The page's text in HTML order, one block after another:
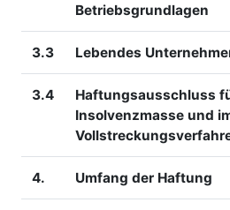
Betriebsgrundlagen
3.3 Lebendes
3.4
Haftungsausschluss
Insolvenzmasse und
4. Umfang der Haftung